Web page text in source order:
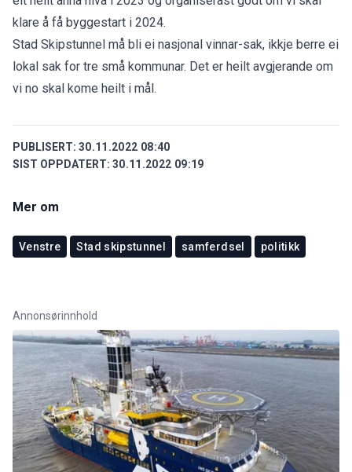
klare å få byggestart i 2024.
Stad Skipstunnel må bli ei nasjonal vinnar-sak, ikkje berre ei
lokal sak for tre små kommunar. Det er heilt avgjerande om
vi no skal kome heilt i mål.
PUBLISERT: 30.11.2022 08:40
SIST OPPDATERT: 30.11.2022 09:19
Mer om
Venstre Stad skipstunnel samferdsel politikk
Annonsørinnhold